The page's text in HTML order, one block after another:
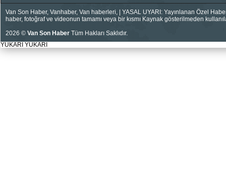
Van Son Haber, Vanhaber, Van haberleri, | YASAL UYARI: Yayınlanan Özel
haber, fotoğraf ve videonun tamamı veya bir kısmı Kaynak gösterilmeden
2026 © Van Son Haber Tüm Hakları Saklıdır.
YUKARI YUKARI